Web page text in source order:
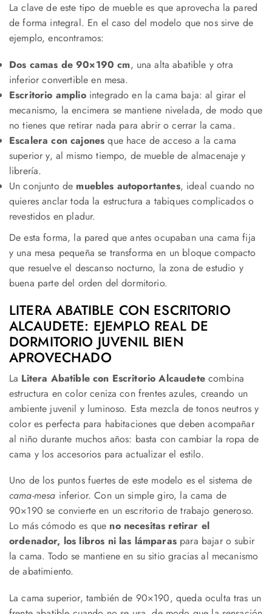
La clave de este tipo de mueble es que aprovecha la pared
de forma integral. En el caso del modelo que nos sirve de
ejemplo, encontramos:
Dos camas de 90×190 cm, una alta abatible y otra
inferior convertible en mesa.
Escritorio ampliointegrado en la cama baja: al girar el
mecanismo, la encimera se mantiene nivelada, de modo que
no tienes que retirar nada para abrir o cerrar la cama.
Escalera con cajones que hace de acceso a la cama
superior y, al mismo tiempo, de mueble de almacenaje y
librería.
Un conjunto de muebles autoportantes, ideal cuando no
quieres anclar toda la estructura a tabiques complicados o
revestidos en pladur.
De esta forma, la pared que antes ocupaban una cama fija
y una mesa pequeña se transforma en un bloque compacto
que resuelve el descanso nocturno, la zona de estudio y
buena parte del orden del dormitorio.
LITERA ABATIBLE CON ESCRITORIO
ALCAUDETE: EJEMPLO REAL DE
DORMITORIO JUVENIL BIEN
APROVECHADO
La Litera Abatible con Escritorio Alcaudetecombina
estructura en color ceniza con frentes azules, creando un
ambiente juvenil y luminoso. Esta mezcla de tonos neutros y
color es perfecta para habitaciones que deben acompañar
al niño durante muchos años: basta con cambiar la ropa de
cama y los accesorios para actualizar el estilo.
Uno de los puntos fuertes de este modelo es el sistema de
cama-mesa inferior. Con un simple giro, la cama de
90×190 se convierte en un escritorio de trabajo generoso.
Lo más cómodo es que no necesitas retirar el
ordenador, los libros ni las lámparaspara bajar o subir
la cama. Todo se mantiene en su sitio gracias al mecanismo
de abatimiento.
La cama superior, también de 90×190, queda oculta tras un